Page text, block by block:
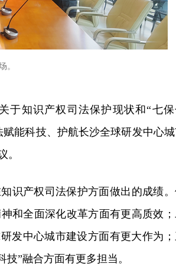
。
于知识产权司法保护现状和“七
能科技、护航长沙全球研发中心
。
识产权司法保护方面做出的成绩
和全面深化改革方面有更高质效
发中心城市建设方面有更大作为
技”融合方面有更多担当。